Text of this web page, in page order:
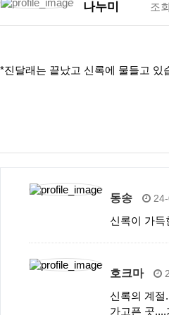
여행/문화
감성/자유
기타
나누미 조
*진달래는 끝났고 신록에 물들고 있
동송
신록이 가득
호크마
신록의 계절
가고픈 곳